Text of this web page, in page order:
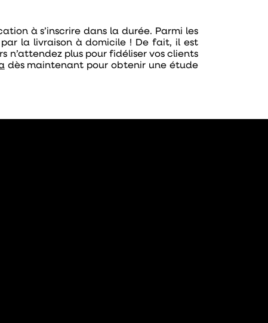
à s’inscrire dans la durée. Parmi les
la livraison à domicile ! De fait, il est
n’attendez plus pour fidéliser vos clients
dès maintenant pour obtenir une étude